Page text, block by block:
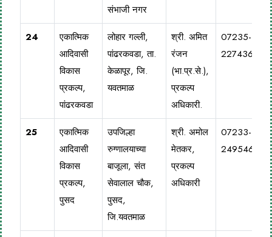
संभाजी नगर
24
एकात्मिक
आदिवासी
विकास
प्रकल्प,
पांढरकवडा
लोहार गल्ली,
पांढरकवडा, ता.
केळापूर, जि.
यवतमाळ
श्री. अमित
रंजन
(भा.प्र.से.),
प्रकल्प
अधिकारी.
07235-
227436
25
एकात्मिक
आदिवासी
विकास
प्रकल्प,
पुसद
उपजिल्हा
रुग्णालयाच्या
बाजूला, संत
सेवालाल चौक,
पुसद,
जि.यवतमाळ
श्री. अमोल
मेतकर,
प्रकल्प
अधिकारी
07233-
249546